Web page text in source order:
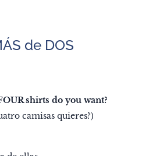
de DOS
shirts do you want?
camisas quieres?)